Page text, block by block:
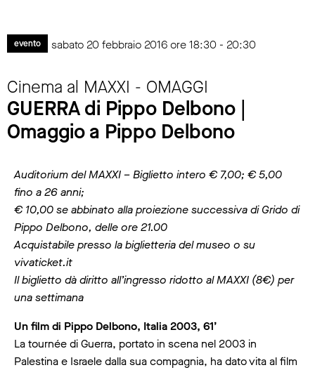
evento sabato 20 febbraio 2016 ore 18:30 - 20:30
Cinema al MAXXI - OMAGGI
GUERRA di Pippo Delbono |
Omaggio a Pippo Delbono
Auditorium del MAXXI – Biglietto intero € 7,00; € 5,00
fino a 26 anni;
€ 10,00 se abbinato alla proiezione successiva di Grido di
Pippo Delbono, delle ore 21.00
Acquistabile presso la biglietteria del museo o su
vivaticket.it
Il biglietto dà diritto all’ingresso ridotto al MAXXI (8€) per
una settimana
Un film di Pippo Delbono, Italia 2003, 61’
La tournée di Guerra, portato in scena nel 2003 in
Palestina e Israele dalla sua compagnia, ha dato vita al film